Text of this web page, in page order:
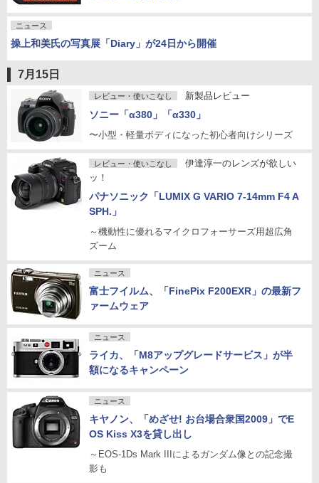
ニュース
操上和美氏の写真展「Diary」が24日から開催
7月15日
レビュー・使いこなし 新製品レビュー
ソニー「α380」「α330」
〜小型・軽量ボディになった初心者向けシリーズ
レビュー・使いこなし
伊達淳一のレンズが欲しい
ッ！
パナソニック「LUMIX G VARIO 7-14mm F4 A
SPH.」
～機動性に優れるマイクロフォーサーズ用超広角
ズーム
ニュース
富士フイルム、「FinePix F200EXR」の最新フ
ァームウェア
ニュース
ライカ、「M8アップグレードサービス」が半
額になるキャンペーン
ニュース
キヤノン、「めざせ! お台場合衆国2009」でE
OS Kiss X3を貸し出し
～EOS-1Ds Mark IIIによるガンダム像との記念撮
影も